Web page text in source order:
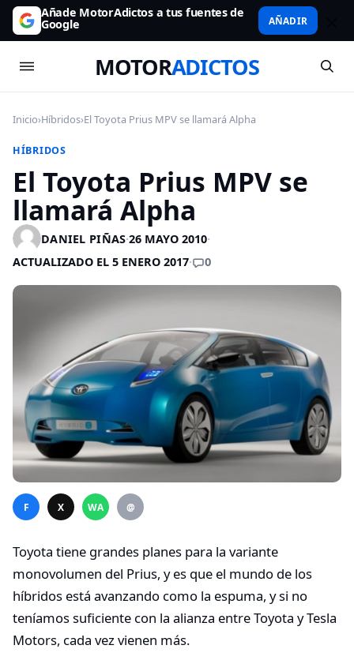
Añade MotorAdictos a tus fuentes de
Google AÑADIR
MOTORADICTOS
Inicio›Híbridos›El Toyota Prius MPV se llamará Alpha
HÍBRIDOS
El Toyota Prius MPV se
llamará Alpha
DANIEL PIÑAS·26 MAYO 2010·
ACTUALIZADO EL 5 ENERO 2017· 0
F X WA @
Toyota tiene grandes planes para la variante
monovolumen del Prius, y es que el mundo de los
híbridos está avanzando como la espuma, y si no
teníamos suficiente con la alianza entre Toyota y Tesla
Motors, cada vez vienen más.